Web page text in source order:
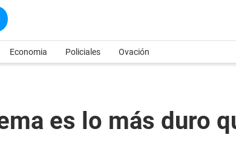
Economia Policiales Ovación
es lo más duro